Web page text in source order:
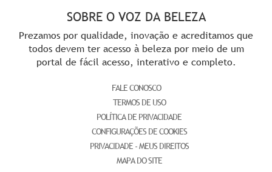
SOBRE O VOZ DA BELEZA
Prezamos por qualidade, inovação e acreditamos que
todos devem ter acesso à beleza por meio de um
portal de fácil acesso, interativo e completo.
FALE CONOSCO
TERMOS DE USO
POLÍTICA DE PRIVACIDADE
CONFIGURAÇÕES DE COOKIES
PRIVACIDADE - MEUS DIREITOS
MAPA DO SITE